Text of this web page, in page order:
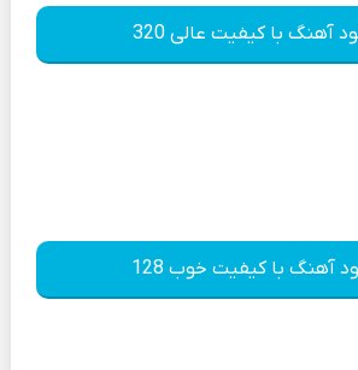
آهنگ با کیفیت عالی 320
آهنگ با کیفیت خوب 128